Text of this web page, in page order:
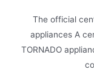
The official
appliances A
TORNADO